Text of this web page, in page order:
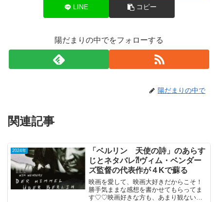
LINE コピー
陽だまりの中でをフォローする
陽だまりの中で
関連記事
2024年
「ベルリン 天使の詩」のあらす
じとネタバレ⁈ヴィム・ベンダー
ズ監督の代表作が４Kで蘇る
映画を愛して、映画大好きだからこそ！
勝手気ままな感想を書かせてもらってま
す♡♡映画好きな方も、あまり観ない方